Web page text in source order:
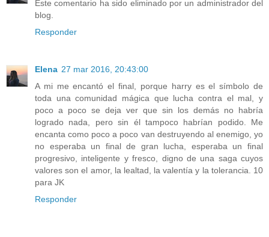
Este comentario ha sido eliminado por un administrador del
blog.
Responder
Elena 27 mar 2016, 20:43:00
A mi me encantó el final, porque harry es el símbolo de
toda una comunidad mágica que lucha contra el mal, y
poco a poco se deja ver que sin los demás no habría
logrado nada, pero sin él tampoco habrían podido. Me
encanta como poco a poco van destruyendo al enemigo, yo
no esperaba un final de gran lucha, esperaba un final
progresivo, inteligente y fresco, digno de una saga cuyos
valores son el amor, la lealtad, la valentía y la tolerancia. 10
para JK
Responder